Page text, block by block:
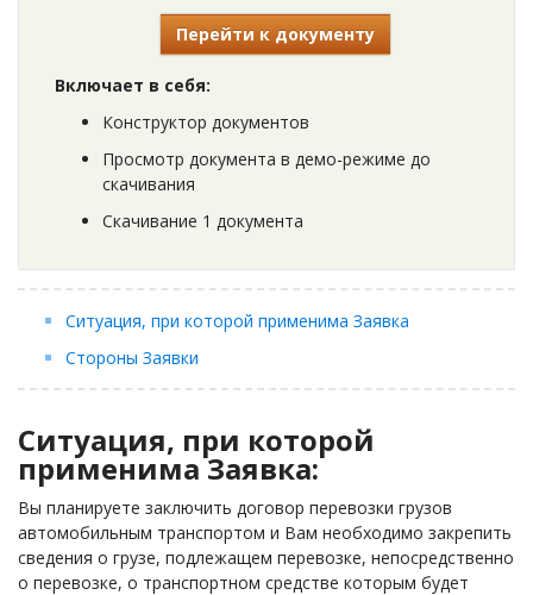
Перейти к документу
Включает в себя:
Конструктор документов
Просмотр документа в демо-режиме до
скачивания
Скачивание 1 документа
Ситуация, при которой применима Заявка
Стороны Заявки
Ситуация, при которой
применима Заявка:
Вы планируете заключить договор перевозки грузов
автомобильным транспортом и Вам необходимо закрепить
сведения о грузе, подлежащем перевозке, непосредственно
о перевозке, о транспортном средстве которым будет